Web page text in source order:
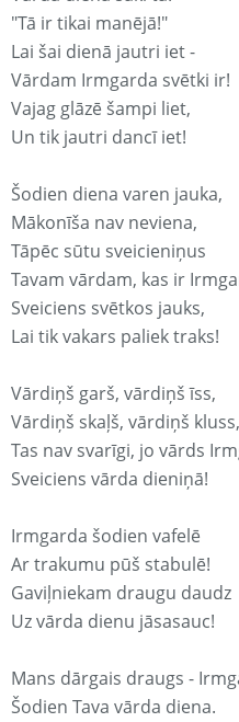
"Tā ir tikai manējā!"
Lai šai dienā jautri iet -
Vārdam Irmgarda svētki ir!
Vajag glāzē šampi liet,
Un tik jautri dancī iet!
Šodien diena varen jauka,
Mākonīša nav neviena,
Tāpēc sūtu sveicieniņus
Tavam vārdam, kas ir
Sveiciens svētkos jauks,
Lai tik vakars paliek traks!
Vārdiņš garš, vārdiņš īss,
Vārdiņš skaļš, vārdiņš kluss,
Tas nav svarīgi, jo vārds
Sveiciens vārda dieniņā!
Irmgarda šodien vafelē
Ar trakumu pūš stabulē!
Gaviļniekam draugu daudz
Uz vārda dienu jāsasauc!
Mans dārgais draugs -
Šodien Tava vārda diena.